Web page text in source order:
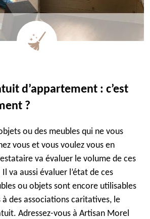
d’appartement : c’est
?
ou des meubles qui ne vous
vous et vous voulez vous en
va évaluer le volume de ces
va aussi évaluer l’état de ces
ou objets sont encore utilisables
des associations caritatives, le
Adressez-vous à Artisan Morel